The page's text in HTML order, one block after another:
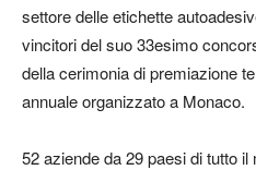
settore delle etichette
vincitori del suo 33esimo
della cerimonia di premiazione
annuale organizzato a Monaco.
52 aziende da 29 paesi di tutto